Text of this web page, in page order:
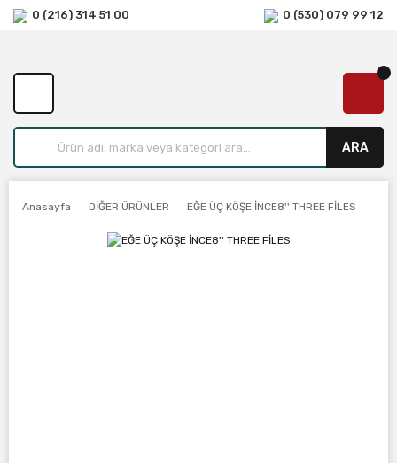
0 (216) 314 51 00 0 (530) 079 99 12
ARA
Anasayfa DİĞER ÜRÜNLER EĞE ÜÇ KÖŞE İNCE8'' THREE FİLES